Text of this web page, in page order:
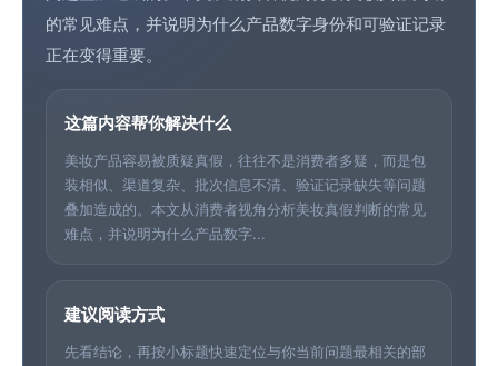
的常见难点，并说明为什么产品数字身份和可验证记录
正在变得重要。
这篇内容帮你解决什么
美妆产品容易被质疑真假，往往不是消费者多疑，而是包
装相似、渠道复杂、批次信息不清、验证记录缺失等问题
叠加造成的。本文从消费者视角分析美妆真假判断的常见
难点，并说明为什么产品数字...
建议阅读方式
先看结论，再按小标题快速定位与你当前问题最相关的部